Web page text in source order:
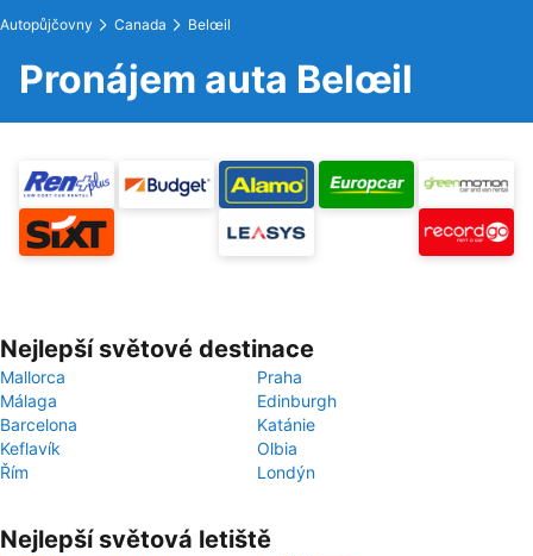
Autopůjčovny Canada Belœil
Pronájem auta Belœil
Nejlepší světové destinace
Mallorca
Praha
Málaga
Edinburgh
Barcelona
Katánie
Keflavík
Olbia
Řím
Londýn
Nejlepší světová letiště